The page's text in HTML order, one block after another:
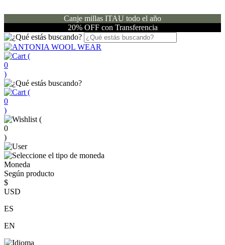
Canje millas ITAU todo el año
20% OFF con Transferencia
(
0
)
(
0
)
(
0
)
Moneda
Según producto
$
USD
ES
EN